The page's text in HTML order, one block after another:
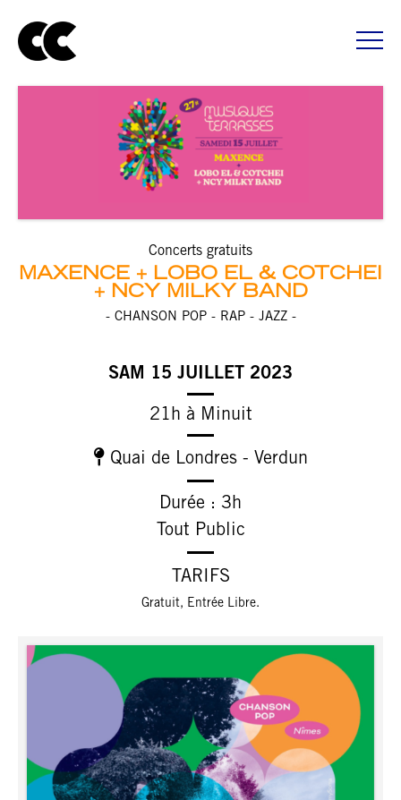
Concerts gratuits
MAXENCE
LOBO EL & COTCHEI
+ NCY MILKY BAND
- CHANSON POP - RAP - JAZZ -
SAM 15 JUILLET 2023
21h à Minuit
Quai de Londres - Verdun
Durée : 3h
Tout Public
TARIFS
Gratuit, Entrée Libre.